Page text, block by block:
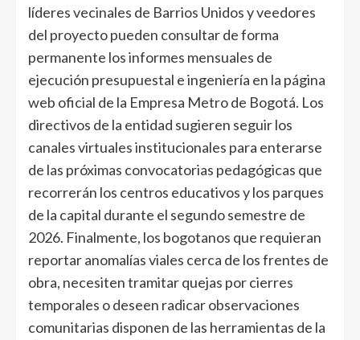
líderes vecinales de Barrios Unidos y veedores
del proyecto pueden consultar de forma
permanente los informes mensuales de
ejecución presupuestal e ingeniería en la página
web oficial de la Empresa Metro de Bogotá. Los
directivos de la entidad sugieren seguir los
canales virtuales institucionales para enterarse
de las próximas convocatorias pedagógicas que
recorrerán los centros educativos y los parques
de la capital durante el segundo semestre de
2026. Finalmente, los bogotanos que requieran
reportar anomalías viales cerca de los frentes de
obra, necesiten tramitar quejas por cierres
temporales o deseen radicar observaciones
comunitarias disponen de las herramientas de la